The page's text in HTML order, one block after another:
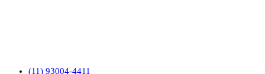
(11) 93004-4411